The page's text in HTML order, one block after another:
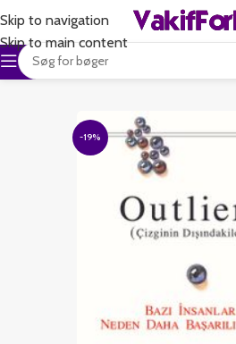
Skip to navigation
Skip to main content
-19%